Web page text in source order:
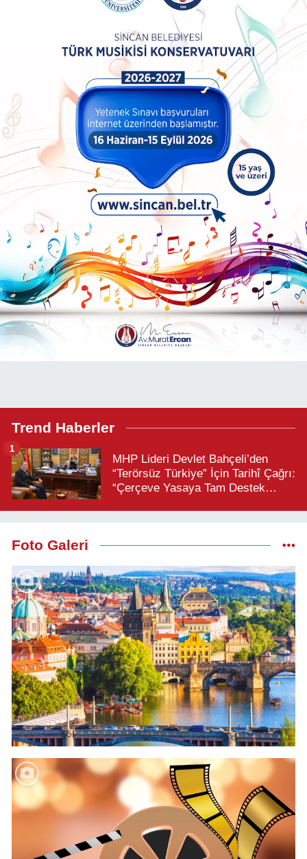
Trend Haberler
MHP Lideri Devlet Bahçeli’den
“Terörsüz Türkiye” İçin Tarihî Çağrı:
“Çerçeve Yasaya Tam Destek
1
Foto Galeri